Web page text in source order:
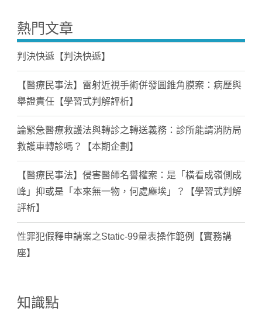
熱門文章
判決快遞【判決快遞】
【醫療民事法】雷射近視手術併發圓錐角膜案：病歷與
舉證責任【學習式判解評析】
論緊急醫療救護法與轉診之轉送義務：診所能請消防局
救護車轉診嗎？【本期企劃】
【醫療民事法】侵害醫師名譽權案：是「橫看成嶺側成
峰」抑或是「本來無一物，何處塵埃」？【學習式判解
評析】
性罪犯假釋申請案之Static-99量表操作範例【實務講
座】
知識點